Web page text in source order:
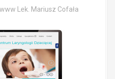
Lek. Mariusz Cofała